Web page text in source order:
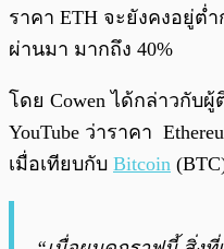
ราคา ETH จะยังคงอยู่ต่
ผ่านมา มากถึง 40%
โดย Cowen ได้กล่าวกับ
YouTube ว่าราคา
เมื่อเทียบกับ Bitcoin